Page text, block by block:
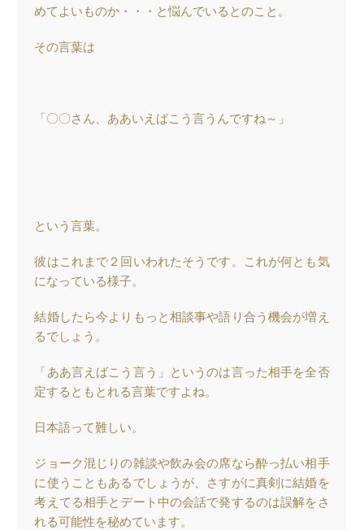
めてよいものか・・・と悩んでいるとのこと。
その言葉は
「〇〇さん、ああいえばこう言うんですね～」
という言葉。
彼はこれまで２回いわれたそうです。これが何とも気
になっている様子。
結婚したら今よりもっと相談事や語り合う機会が増え
るでしょう。
「ああ言えばこう言う」というのは言った相手を全否
定するともとれる言葉ですよね。
日本語って難しい。
ジョーク混じりの雑談や飲み会の席なら酔っ払い相手
に使うこともあるでしょうが、さすがに真剣に結婚を
考えてる相手とデート中の会話で発するのは誤解をさ
れる可能性を秘めています。